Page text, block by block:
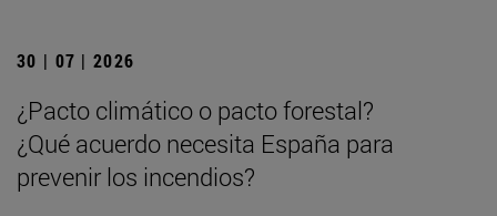
30 | 07 | 2026
¿Pacto climático o pacto forestal?
¿Qué acuerdo necesita España para
prevenir los incendios?